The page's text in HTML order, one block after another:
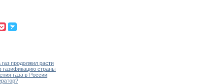
продолжил расти
газификацию страны
газа в России